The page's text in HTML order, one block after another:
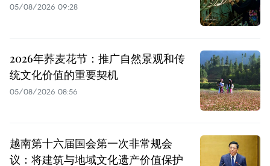
05/08/2026 09:28
2026年荞麦花节：推广自然景观和传
统文化价值的重要契机
05/08/2026 08:56
越南第十六届国会第一次非常规会
议：将建筑与地域文化遗产价值保护